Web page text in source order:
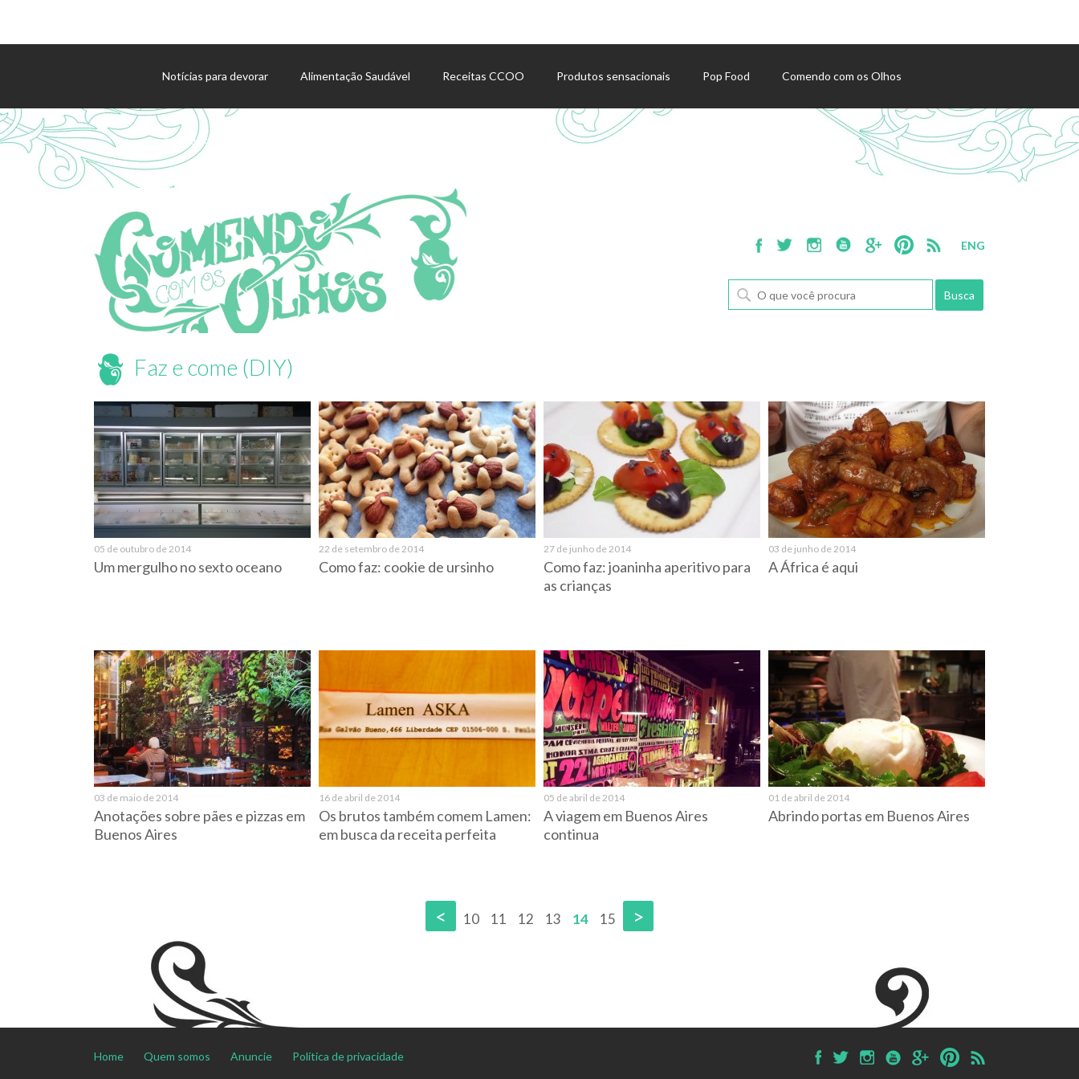
Notícias para devorar Alimentação Saudável Receitas CCOO Produtos sensacionais Pop Food Comendo com os Olhos
Agenda de eventos
ENG
Faz e come (DIY)
05 de outubro de 2014
Um mergulho no sexto oceano
22 de setembro de 2014
Como faz: cookie de ursinho
27 de junho de 2014
Como faz: joaninha aperitivo para
as crianças
03 de junho de 2014
A África é aqui
03 de maio de 2014
Anotações sobre pães e pizzas em
Buenos Aires
16 de abril de 2014
Os brutos também comem Lamen:
em busca da receita perfeita
05 de abril de 2014
A viagem em Buenos Aires
continua
01 de abril de 2014
Abrindo portas em Buenos Aires
< 10 11 12 13 14 15 >
Home Quem somos Anuncie Política de privacidade